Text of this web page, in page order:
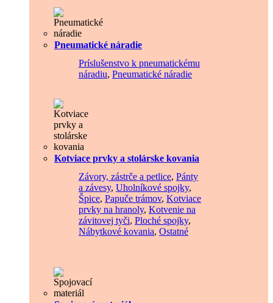
Pneumatické náradie
Príslušenstvo k pneumatickému
náradiu, Pneumatické náradie
Kotviace prvky a stolárske kovania
Závory, zástrče a petlice, Pánty
a závesy, Uholníkové spojky,
Špice, Papuče trámov, Kotviace
prvky na hranoly, Kotvenie na
závitovej tyči, Ploché spojky,
Nábytkové kovania, Ostatné